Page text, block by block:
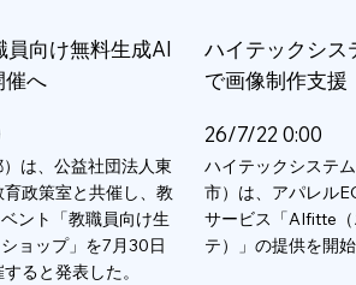
員向け無料生成AI
催へ
は、公益社団法人東
政策室と共催し、教
ント「教職員向け生
ョップ」を7月30日
ると発表した。
ハイテックシ
で画像制作支援
26/7/22 0:00
ハイテックシステ
市）は、アパレル
サービス「AIfitte
テ）」の提供を開